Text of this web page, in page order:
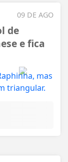
09 DE AGO
de
e fica